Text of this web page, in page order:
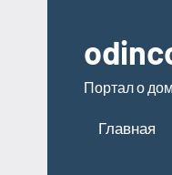
содержимому
Портал о
Главная